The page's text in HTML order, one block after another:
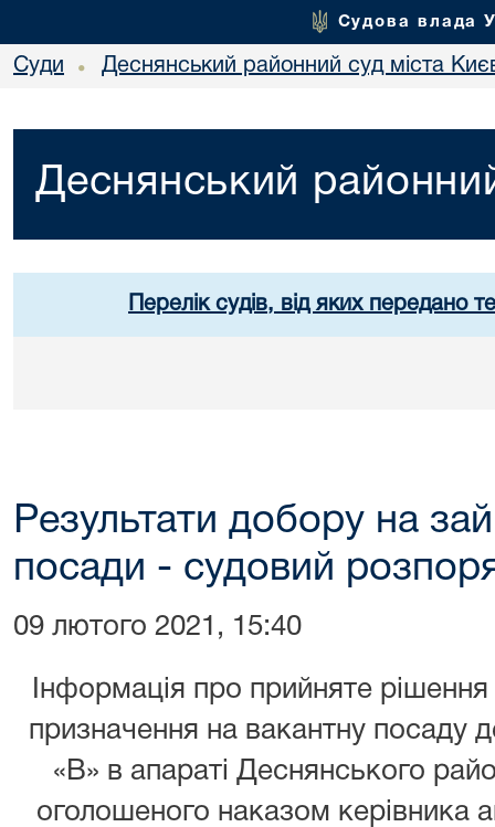
Судова влада
Суди • Деснянський районний суд міста
Деснянський
Перелік судів, від яких передано
Результати добору на
посади - судовий
09 лютого 2021, 15:40
Інформація про прийняте
призначення на вакантну посаду
«В» в апараті Деснянського
оголошеного наказом керівника